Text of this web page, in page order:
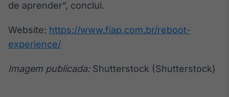
de aprender”, conclui.
Website: https://www.fiap.com.br/reboot-
experience/
Imagem publicada:Shutterstock (Shutterstock)